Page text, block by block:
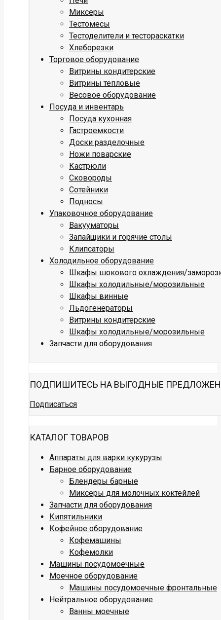
Миксеры
Тестомесы
Тестоделители и тестораскатки
Хлеборезки
Торговое оборудование
Витрины кондитерские
Витрины тепловые
Весовое оборудование
Посуда и инвентарь
Посуда кухонная
Гастроемкости
Доски разделочные
Ножи поварские
Кастрюли
Сковороды
Сотейники
Подносы
Упаковочное оборудование
Вакууматоры
Запайщики и горячие столы
Клипсаторы
Холодильное оборудование
Шкафы шокового охлаждения/
Шкафы холодильные/морозильные
Шкафы винные
Льдогенераторы
Витрины кондитерские
Шкафы холодильные/морозильные
Запчасти для оборудования
ПОДПИШИТЕСЬ НА ВЫГОДНЫЕ
Подписаться
КАТАЛОГ ТОВАРОВ
Аппараты для варки кукурузы
Барное оборудование
Блендеры барные
Миксеры для молочных коктейлей
Запчасти для оборудования
Кипятильники
Кофейное оборудование
Кофемашины
Кофемолки
Машины посудомоечные
Моечное оборудование
Машины посудомоечные фронтальные
Нейтральное оборудование
Ванны моечные